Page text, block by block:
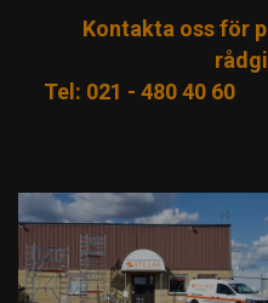
Kontakta oss för
Tel: 021 - 480 40 60